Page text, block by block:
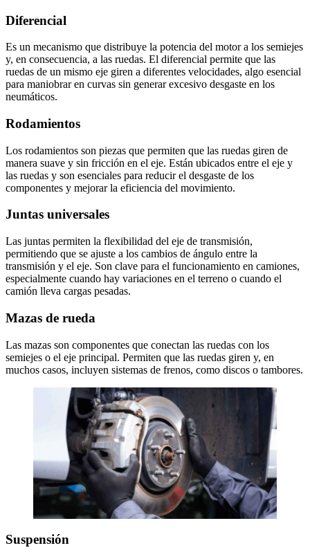
Diferencial
Es un mecanismo que distribuye la potencia del motor a los semiejes
y, en consecuencia, a las ruedas. El diferencial permite que las
ruedas de un mismo eje giren a diferentes velocidades, algo esencial
para maniobrar en curvas sin generar excesivo desgaste en los
neumáticos.
Rodamientos
Los rodamientos son piezas que permiten que las ruedas giren de
manera suave y sin fricción en el eje. Están ubicados entre el eje y
las ruedas y son esenciales para reducir el desgaste de los
componentes y mejorar la eficiencia del movimiento.
Juntas universales
Las juntas permiten la flexibilidad del eje de transmisión,
permitiendo que se ajuste a los cambios de ángulo entre la
transmisión y el eje. Son clave para el funcionamiento en camiones,
especialmente cuando hay variaciones en el terreno o cuando el
camión lleva cargas pesadas.
Mazas de rueda
Las mazas son componentes que conectan las ruedas con los
semiejes o el eje principal. Permiten que las ruedas giren y, en
muchos casos, incluyen sistemas de frenos, como discos o tambores.
Suspensión